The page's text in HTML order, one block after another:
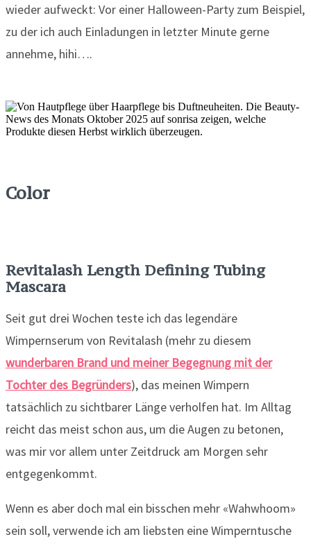
wieder aufweckt: Vor einer Halloween-Party zum Beispiel,
zu der ich auch Einladungen in letzter Minute gerne
annehme, hihi….
Color
Revitalash Length Defining Tubing
Mascara
Seit gut drei Wochen teste ich das legendäre
Wimpernserum von Revitalash (mehr zu diesem
wunderbaren Brand und meiner Begegnung mit der
Tochter des Begründers), das meinen Wimpern
tatsächlich zu sichtbarer Länge verholfen hat. Im Alltag
reicht das meist schon aus, um die Augen zu betonen,
was mir vor allem unter Zeitdruck am Morgen sehr
entgegenkommt.
Wenn es aber doch mal ein bisschen mehr «Wahwhoom»
sein soll, verwende ich am liebsten eine Wimperntusche